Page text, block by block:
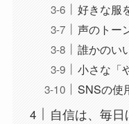
好きな服
声のトー
誰かのい
小さな「
SNSの使
自信は、毎